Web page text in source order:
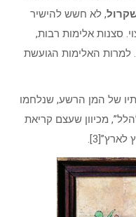
, לא חשש להישיר
סצנות אלימות רבות,
למרות האלימות הגועשת
של המן הרשע, שנלחמו
מכיוון שעצם קריאת